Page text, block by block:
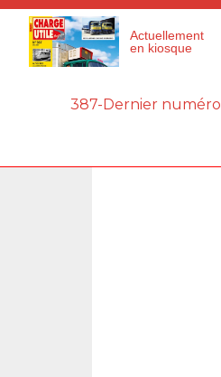
Actuellement
en kiosque
387-Dernier numéro
Panneau de gestion des cookies